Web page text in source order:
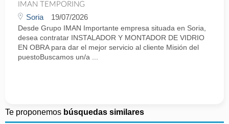
IMAN TEMPORING
Soria 19/07/2026
Desde Grupo IMAN Importante empresa situada en Soria,
desea contratar INSTALADOR Y MONTADOR DE VIDRIO
EN OBRA para dar el mejor servicio al cliente Misión del
puestoBuscamos un/a ...
Te proponemos búsquedas similares